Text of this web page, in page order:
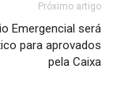
Próximo artigo
Emergencial será
para aprovados
pela Caixa